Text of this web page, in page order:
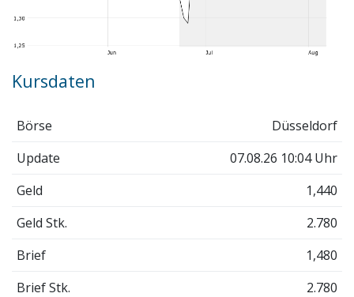
Kursdaten
Börse
Düsseldorf
Update
07.08.26 10:04 Uhr
Geld
1,440
Geld Stk.
2.780
Brief
1,480
Brief Stk.
2.780